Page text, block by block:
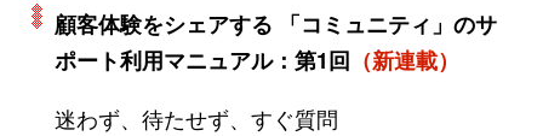
顧客体験をシェアする 「コミュニティ」のサ
ポート利用マニュアル：第1回 （新連載）
迷わず、待たせず、すぐ質問